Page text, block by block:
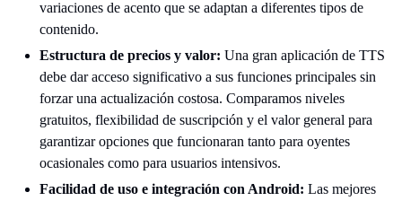
variaciones de acento que se adaptan a diferentes tipos de
contenido.
Estructura de precios y valor: Una gran aplicación de TTS
debe dar acceso significativo a sus funciones principales sin
forzar una actualización costosa. Comparamos niveles
gratuitos, flexibilidad de suscripción y el valor general para
garantizar opciones que funcionaran tanto para oyentes
ocasionales como para usuarios intensivos.
Facilidad de uso e integración con Android: Las mejores